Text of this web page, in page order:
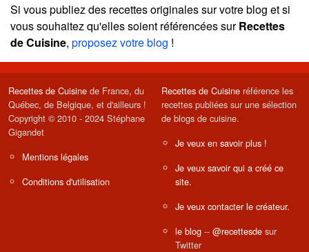
Si vous publiez des recettes originales sur votre blog et si
vous souhaitez qu'elles soient référencées surRecettes
de Cuisine, proposez votre blog !
Recettes de Cuisine de France, du
Québec, de Belgique, et d'ailleurs !
Copyright © 2010 - 2024 Stéphane
Gigandet
Mentions légales
Conditions d'utilisation
Recettes de Cuisine référence les
recettes publiées sur une sélection
de blogs de cuisine.
Je veux en savoir plus !
Je veux savoir qui a créé ce
site.
Je veux contacter le créateur.
le blog -- @recettesde sur
Twitter